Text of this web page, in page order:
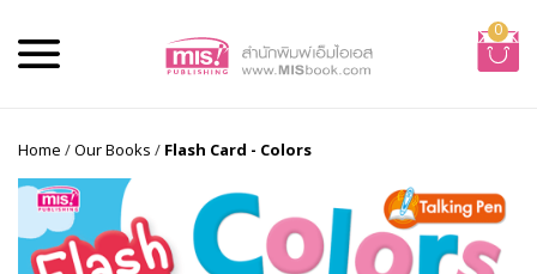
0
Home /Our Books / Flash Card - Colors